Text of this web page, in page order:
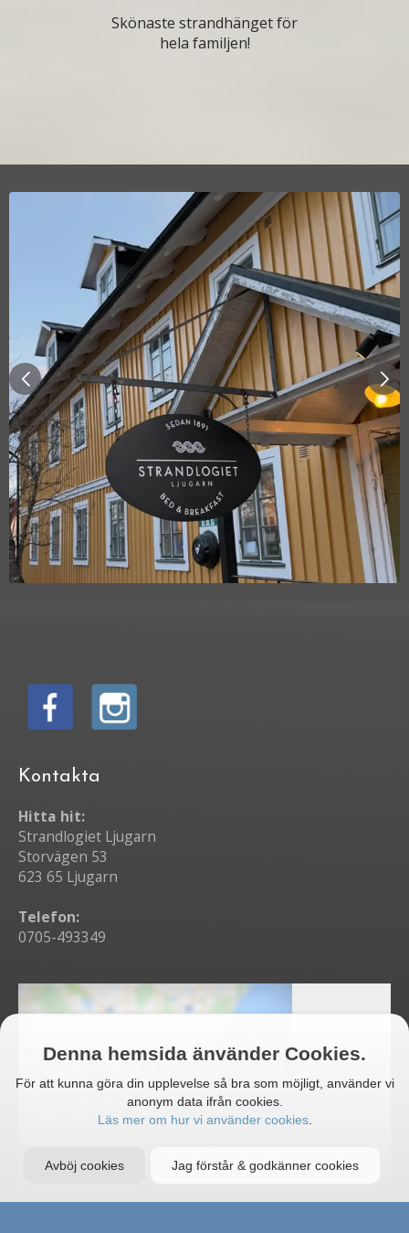
Denna hemsida änvänder Cookies.
För att kunna göra din upplevelse så bra som möjligt, använder vi
anonym data ifrån cookies.
Läs mer om hur vi använder cookies.
Avböj cookies Jag förstår & godkänner cookies
Skönaste strandhänget för
hela familjen!
Kontakta
Hitta hit:
Strandlogiet Ljugarn
Storvägen 53
623 65 Ljugarn
Telefon:
0705-493349